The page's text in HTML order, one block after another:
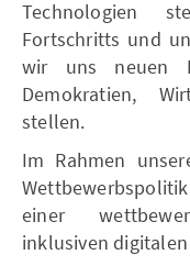
Technologien
Fortschritts und
wir uns neuen
Demokratien,
stellen.
Im Rahmen
einer
inklusiven